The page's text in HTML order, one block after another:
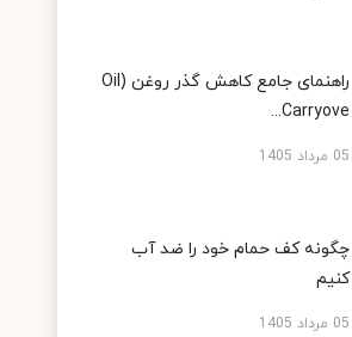
راهنمای جامع کاهش گذر روغن (Oil
Carryove...
05 مرداد 1405
چگونه کف حمام خود را ضد آب
کنیم
05 مرداد 1405